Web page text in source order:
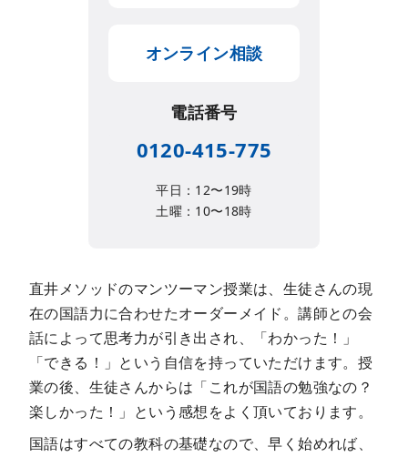
オンライン相談
電話番号
0120-415-775
平日：12〜19時
土曜：10〜18時
直井メソッドのマンツーマン授業は、生徒さんの現
在の国語力に合わせたオーダーメイド。講師との会
話によって思考力が引き出され、「わかった！」
「できる！」という自信を持っていただけます。授
業の後、生徒さんからは「これが国語の勉強なの？
楽しかった！」という感想をよく頂いております。
国語はすべての教科の基礎なので、早く始めれば、